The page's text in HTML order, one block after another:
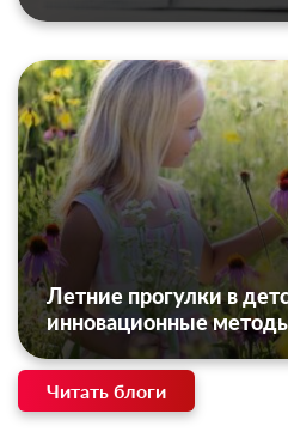
Летние прогулки в
инновационные
Читать блоги